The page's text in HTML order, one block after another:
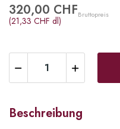
320,00 CHF
(21,33 CHF dl)
Bruttopreis
Beschreibung